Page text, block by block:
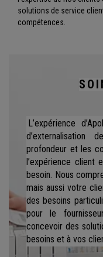
solutions de service
compétences.
L’expérience
profondeur et les
l’expérience client
besoin. Nous
mais aussi votre
des besoins
pour le
concevoir des
besoins et à vos